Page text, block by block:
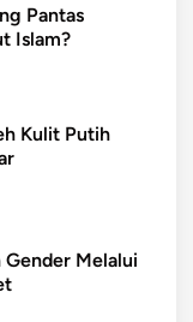
Pantas
Islam?
Kulit Putih
Gender Melalui